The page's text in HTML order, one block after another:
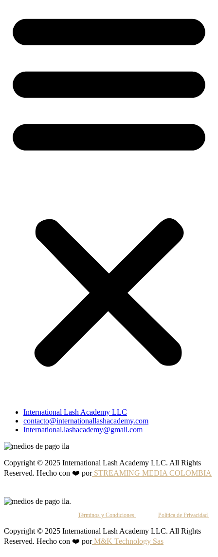
International Lash Academy LLC
contacto@internationallashacademy.com
International.lashacademy@gmail.com
Copyright © 2025 International Lash Academy LLC. All Rights
Reserved. Hecho con ❤️ porSTREAMING MEDIA COLOMBIA
Términos y Condiciones Política de Privacidad
Copyright © 2025 International Lash Academy LLC. All Rights
Reserved. Hecho con ❤️ porM&K Technology Sas